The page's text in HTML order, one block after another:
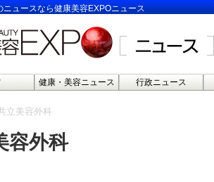
ニュースなら健康美容EXPOニュース
健康・美容ニュース 行政ニュース
立美容外科
容外科